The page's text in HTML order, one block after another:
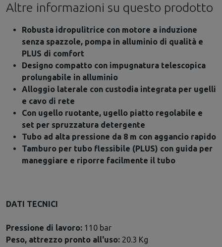
Altre informazioni su questo prodotto
Robusta idropulitrice con motore a induzione
senza spazzole, pompa in alluminio di qualità e
PLUS di comfort
Designo compatto con impugnatura telescopica
prolungabile in alluminio
Alloggio laterale con custodia integrata per ugelli
e cavo di rete
Con ugello ruotante, ugello piatto regolabile e
set per spruzzatura detergente
Tubo ad alta pressione da 8 m con aggancio rapido
Tamburo per tubo flessibile (PLUS) con guida per
maneggiare e riporre facilmente il tubo
DATI TECNICI
Pressione di lavoro: 110 bar
Peso, attrezzo pronto all'uso: 20.3 Kg